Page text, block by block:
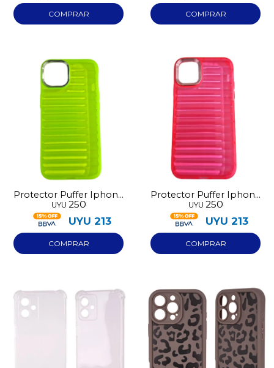
Protector Puffer Iphone
14 Verde
UYU 250
UYU 213
Protector Puffer Iphone
14 Rosado
UYU 250
UYU 213